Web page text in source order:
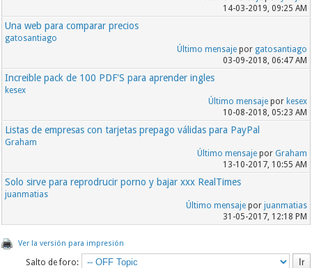
14-03-2019, 09:25 AM
Una web para comparar precios
gatosantiago
Último mensajepor gatosantiago
03-09-2018, 06:47 AM
Increible pack de 100 PDF'S para aprender ingles
kesex
Último mensajepor kesex
10-08-2018, 05:23 AM
Listas de empresas con tarjetas prepago válidas para PayPal
Graham
Último mensajepor Graham
13-10-2017, 10:55 AM
Solo sirve para reprodrucir porno y bajar xxx RealTimes
juanmatias
Último mensajepor juanmatias
31-05-2017, 12:18 PM
Ver la versión para impresión
Salto de foro: